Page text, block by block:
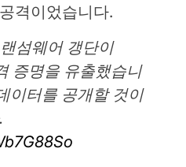
격이었습니다.
섬웨어 갱단이
증명을 유출했습니
이터를 공개할 것이